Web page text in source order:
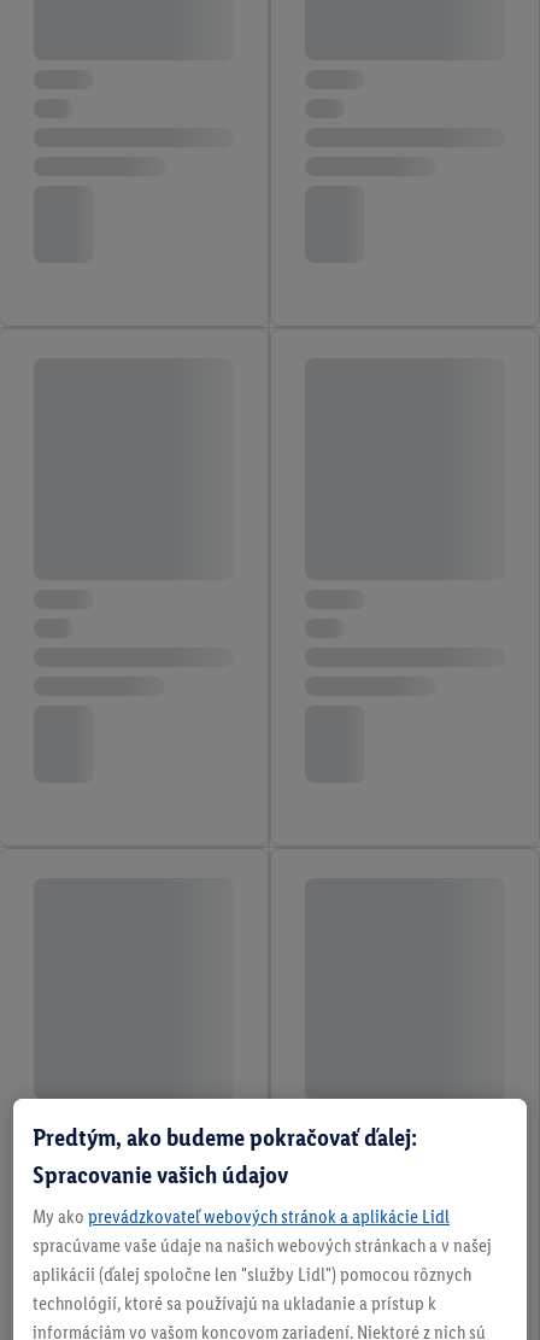
Predtým, ako budeme pokračovať ďalej:
Spracovanie vašich údajov
My ako prevádzkovateľ webových stránok a aplikácie Lidl
spracúvame vaše údaje na našich webových stránkach a v našej
aplikácii (ďalej spoločne len "služby Lidl") pomocou rôznych
technológií, ktoré sa používajú na ukladanie a prístup k
informáciám vo vašom koncovom zariadení. Niektoré z nich sú